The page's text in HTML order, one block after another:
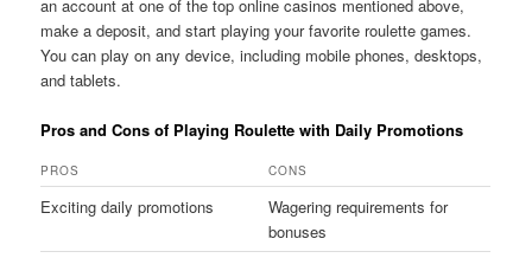
an account at one of the top online casinos mentioned above,
make a deposit, and start playing your favorite roulette games.
You can play on any device, including mobile phones, desktops,
and tablets.
Pros and Cons of Playing Roulette with Daily Promotions
PROS CONS
Exciting daily promotions
Wagering requirements for
bonuses